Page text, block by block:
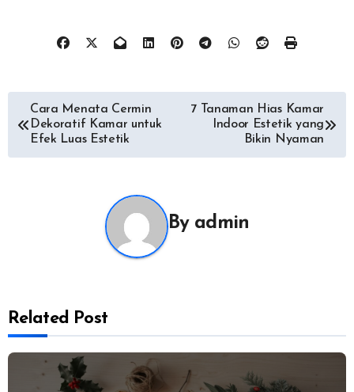
Post
navigation
Cara Menata Cermin
Dekoratif Kamar untuk
Efek Luas Estetik
7 Tanaman Hias Kamar
Indoor Estetik yang
Bikin Nyaman
By admin
Related Post